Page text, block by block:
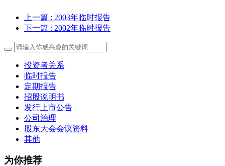
上一篇 : 2003年临时报告
下一篇 : 2002年临时报告
投资者关系
临时报告
定期报告
招股说明书
发行上市公告
公司治理
股东大会会议资料
其他
为你推荐